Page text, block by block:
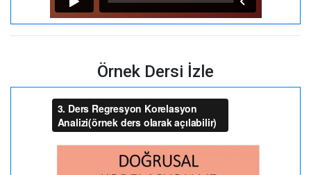
Örnek Dersi İzle